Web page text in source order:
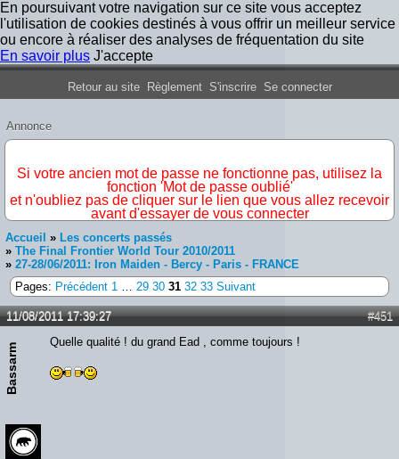
En poursuivant votre navigation sur ce site vous acceptez
l'utilisation de cookies destinés à vous offrir un meilleur service
ou encore à réaliser des analyses de fréquentation du site
En savoir plus J'accepte
Forum Iron Maiden France
Retour au site Règlement S'inscrire Se connecter
Annonce
Si votre ancien mot de passe ne fonctionne pas, utilisez la
fonction 'Mot de passe oublié'
et n'oubliez pas de cliquer sur le lien que vous allez recevoir
avant d'essayer de vous connecter
Accueil » Les concerts passés
» The Final Frontier World Tour 2010/2011
» 27-28/06/2011: Iron Maiden - Bercy - Paris - FRANCE
Pages: Précédent 1 … 29 30 31 32 33 Suivant
#451
11/08/2011 17:39:27
Bassarm
Quelle qualité ! du grand Ead , comme toujours !